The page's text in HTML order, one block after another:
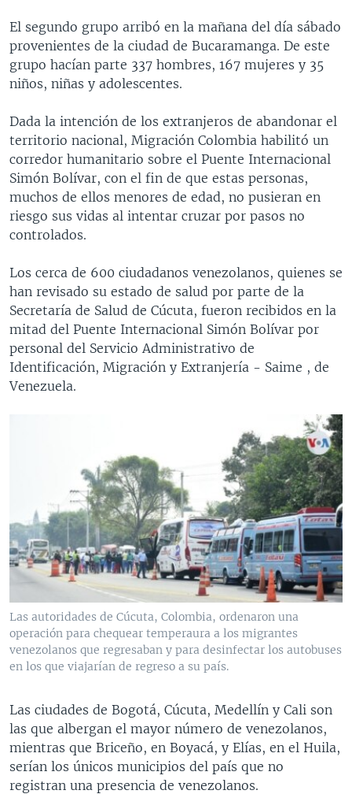
El segundo grupo arribó en la mañana del día sábado
provenientes de la ciudad de Bucaramanga. De este
grupo hacían parte 337 hombres, 167 mujeres y 35
niños, niñas y adolescentes.
Dada la intención de los extranjeros de abandonar el
territorio nacional, Migración Colombia habilitó un
corredor humanitario sobre el Puente Internacional
Simón Bolívar, con el fin de que estas personas,
muchos de ellos menores de edad, no pusieran en
riesgo sus vidas al intentar cruzar por pasos no
controlados.
Los cerca de 600 ciudadanos venezolanos, quienes se
han revisado su estado de salud por parte de la
Secretaría de Salud de Cúcuta, fueron recibidos en la
mitad del Puente Internacional Simón Bolívar por
personal del Servicio Administrativo de
Identificación, Migración y Extranjería - Saime , de
Venezuela.
Las autoridades de Cúcuta, Colombia, ordenaron una
operación para chequear temperaura a los migrantes
venezolanos que regresaban y para desinfectar los autobuses
en los que viajarían de regreso a su país.
Las ciudades de Bogotá, Cúcuta, Medellín y Cali son
las que albergan el mayor número de venezolanos,
mientras que Briceño, en Boyacá, y Elías, en el Huila,
serían los únicos municipios del país que no
registran una presencia de venezolanos.